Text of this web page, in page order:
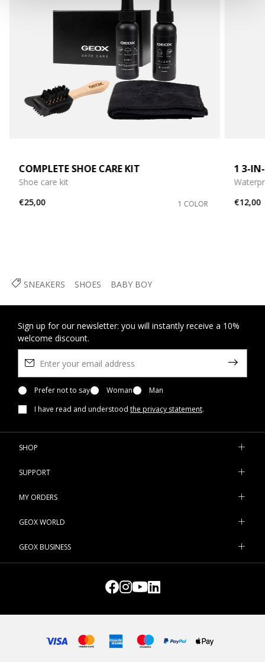
SNEAKERS SHOES BABY BOY
COMPLETE SHOE CARE KIT
Shoe care kit
€25,00
1 COLOR
1 3-
€12,00
Sign up for our newsletter: you will instantly receive a 10%
welcome discount.
Prefer not to say Woman
Man
I have read and understood the privacy statement.
SHOP
SUPPORT
MY ORDERS
GEOX WORLD
GEOX BUSINESS